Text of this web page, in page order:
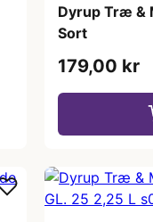
Dyrup Træ &
Sort
179,00 kr